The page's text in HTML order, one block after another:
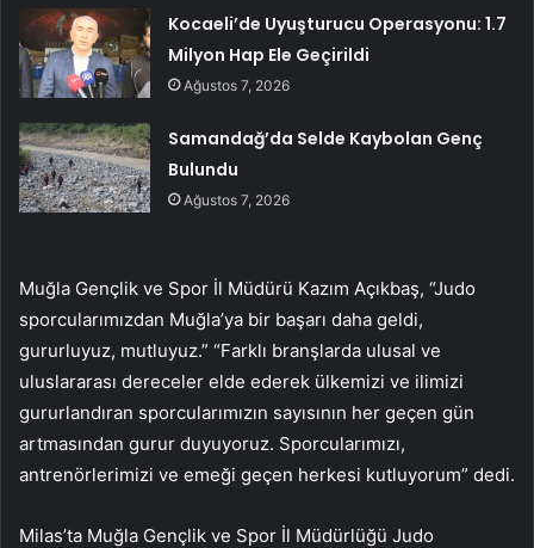
Kocaeli’de Uyuşturucu Operasyonu: 1.7
Milyon Hap Ele Geçirildi
Ağustos 7, 2026
Samandağ’da Selde Kaybolan Genç
Bulundu
Ağustos 7, 2026
Muğla Gençlik ve Spor İl Müdürü Kazım Açıkbaş, “Judo
sporcularımızdan Muğla’ya bir başarı daha geldi,
gururluyuz, mutluyuz.” “Farklı branşlarda ulusal ve
uluslararası dereceler elde ederek ülkemizi ve ilimizi
gururlandıran sporcularımızın sayısının her geçen gün
artmasından gurur duyuyoruz. Sporcularımızı,
antrenörlerimizi ve emeği geçen herkesi kutluyorum” dedi.
Milas’ta Muğla Gençlik ve Spor İl Müdürlüğü Judo